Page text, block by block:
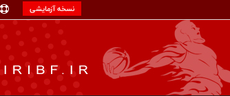
نسخه آزمایشی